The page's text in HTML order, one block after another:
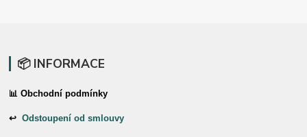
📦 INFORMACE
📊 Obchodní podmínky
↩Odstoupení od smlouvy